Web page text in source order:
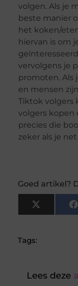
volgen. Als je
beste manier
het koken/
hiervan is om
vervolgens je
promoten. Als
en mensen
Tiktok volgers
volgers kopen
precies die
zeker als je
Goed artikel?
X
(Twitter)
Tags:
Lees deze